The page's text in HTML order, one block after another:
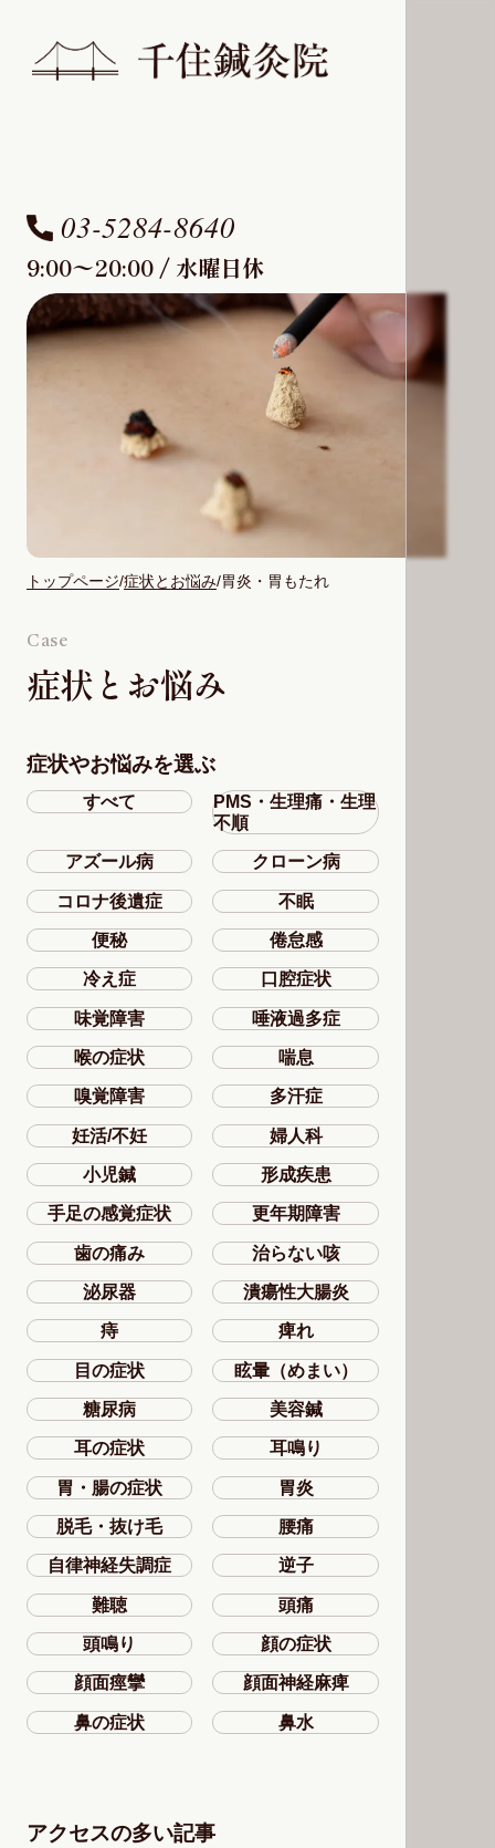
Case
症状とお悩み
03-5284-8640
9:00〜20:00 / 水曜日休
トップページ 症状とお悩み 胃炎・胃もたれ
症状やお悩みを選ぶ
すべて
PMS・生理痛・生理
不順
アズール病 クローン病
コロナ後遺症 不眠
便秘 倦怠感
冷え症 口腔症状
味覚障害 唾液過多症
喉の症状 喘息
嗅覚障害 多汗症
妊活/不妊 婦人科
小児鍼 形成疾患
手足の感覚症状 更年期障害
歯の痛み 治らない咳
泌尿器 潰瘍性大腸炎
痔 痺れ
目の症状 眩暈（めまい）
糖尿病 美容鍼
耳の症状 耳鳴り
胃・腸の症状 胃炎
脱毛・抜け毛 腰痛
自律神経失調症 逆子
難聴 頭痛
頭鳴り 顔の症状
顔面痙攣 顔面神経麻痺
鼻の症状 鼻水
アクセスの多い記事